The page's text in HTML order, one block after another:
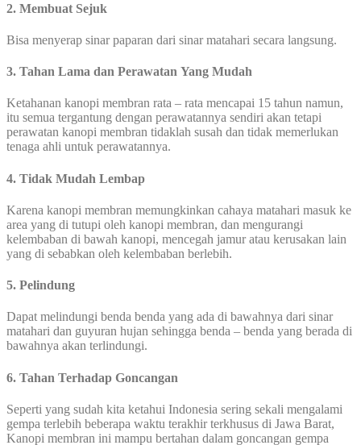
2. Membuat Sejuk
Bisa menyerap sinar paparan dari sinar matahari secara langsung.
3. Tahan Lama dan Perawatan Yang Mudah
Ketahanan kanopi membran rata – rata mencapai 15 tahun namun,
itu semua tergantung dengan perawatannya sendiri akan tetapi
perawatan kanopi membran tidaklah susah dan tidak memerlukan
tenaga ahli untuk perawatannya.
4. Tidak Mudah Lembap
Karena kanopi membran memungkinkan cahaya matahari masuk ke
area yang di tutupi oleh kanopi membran, dan mengurangi
kelembaban di bawah kanopi, mencegah jamur atau kerusakan lain
yang di sebabkan oleh kelembaban berlebih.
5. Pelindung
Dapat melindungi benda benda yang ada di bawahnya dari sinar
matahari dan guyuran hujan sehingga benda – benda yang berada di
bawahnya akan terlindungi.
6. Tahan Terhadap Goncangan
Seperti yang sudah kita ketahui Indonesia sering sekali mengalami
gempa terlebih beberapa waktu terakhir terkhusus di Jawa Barat,
Kanopi membran ini mampu bertahan dalam goncangan gempa